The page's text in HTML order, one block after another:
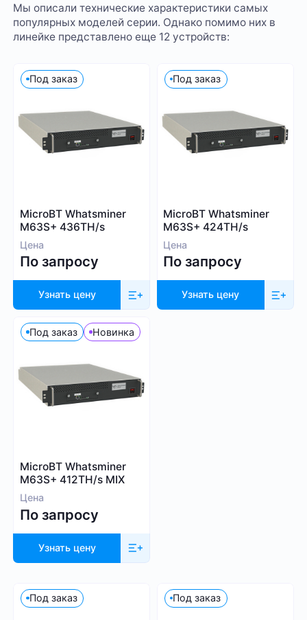
Мы описали технические характеристики самых
популярных моделей серии. Однако помимо них в
линейке представлено еще 12 устройств:
Под заказ
MicroBT Whatsminer
M63S+ 436TH/s
Цена
По запросу
Узнать цену
Под заказ
MicroBT Whatsminer
M63S+ 424TH/s
Цена
По запросу
Узнать цену
Под заказ Новинка
MicroBT Whatsminer
M63S+ 412TH/s MIX
Цена
По запросу
Узнать цену
Под заказ Под заказ